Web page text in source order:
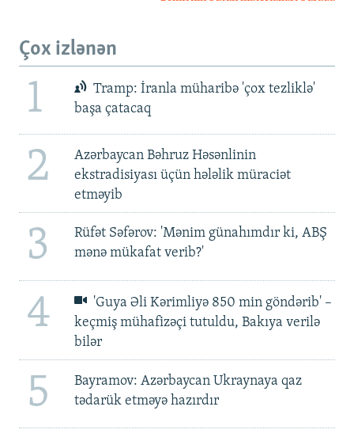
Çox izlənən
1
Tramp: İranla müharibə 'çox tezliklə'
başa çatacaq
2
Azərbaycan Bəhruz Həsənlinin
ekstradisiyası üçün hələlik müraciət
etməyib
3
Rüfət Səfərov: 'Mənim günahımdır ki, ABŞ
mənə mükafat verib?'
4
'Guya Əli Kərimliyə 850 min göndərib' –
keçmiş mühafizəçi tutuldu, Bakıya verilə
bilər
5
Bayramov: Azərbaycan Ukraynaya qaz
tədarük etməyə hazırdır